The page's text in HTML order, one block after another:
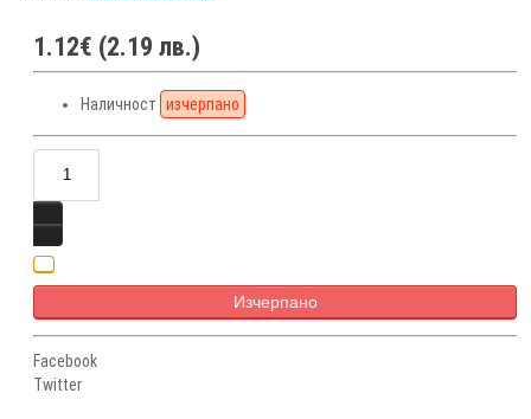
1.12€ (2.19 лв.)
Наличност изчерпано
Изчерпано
Facebook
Twitter